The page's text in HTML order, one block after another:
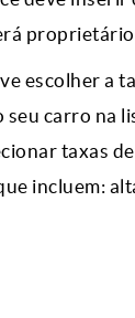
escolher a
seu carro na
taxas
incluem: